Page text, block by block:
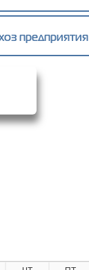
предприятия